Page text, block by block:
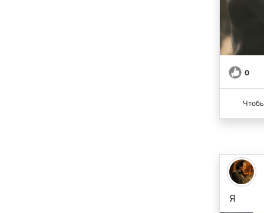
0
Я